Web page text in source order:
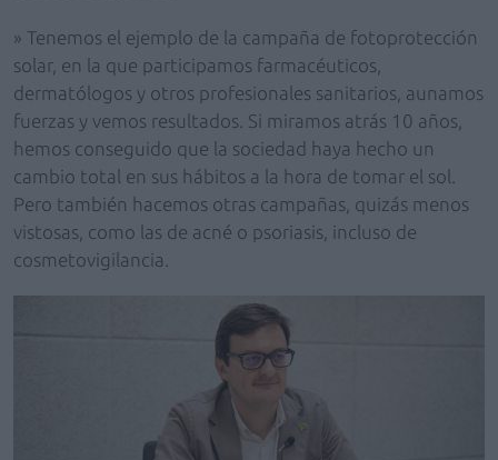
» Tenemos el ejemplo de la campaña de fotoprotección
solar, en la que participamos farmacéuticos,
dermatólogos y otros profesionales sanitarios, aunamos
fuerzas y vemos resultados. Si miramos atrás 10 años,
hemos conseguido que la sociedad haya hecho un
cambio total en sus hábitos a la hora de tomar el sol.
Pero también hacemos otras campañas, quizás menos
vistosas, como las de acné o psoriasis, incluso de
cosmetovigilancia.